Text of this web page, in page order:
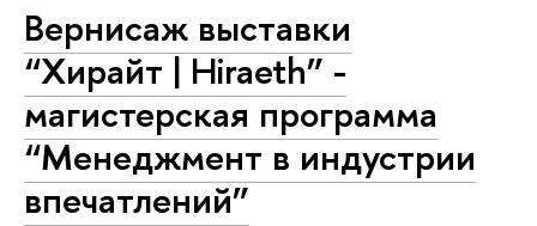
Вернисаж выставки
“Хирайт | Hiraeth” -
магистерская программа
“Менеджмент в индустрии
впечатлений”